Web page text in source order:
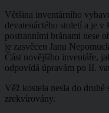
Většina inventárního
devatenáctého století a je
postranními bránami nese
je zasvěcen Janu
Část novějšího inventáře,
odpovídá úpravám po II.
Věž kostela nesla do
zrekvírovány.